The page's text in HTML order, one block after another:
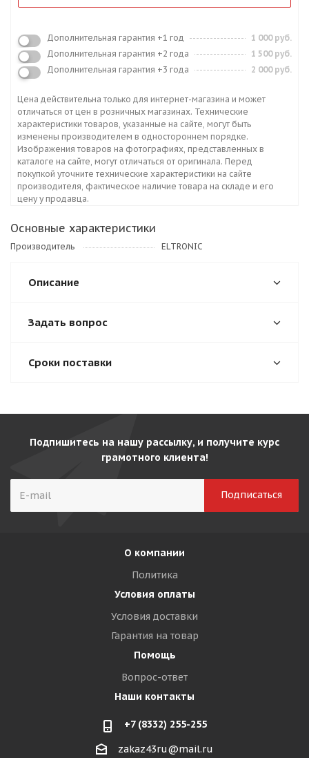
Дополнительная гарантия +1 год
1 000 руб.
Дополнительная гарантия +2 года
1 500 руб.
Дополнительная гарантия +3 года
2 000 руб.
Цена действительна только для интернет-магазина и может
отличаться от цен в розничных магазинах. Технические
характеристики товаров, указанные на сайте, могут быть
изменены производителем в одностороннем порядке.
Изображения товаров на фотографиях, представленных в
каталоге на сайте, могут отличаться от оригинала. Перед
покупкой уточните технические характеристики на сайте
производителя, фактическое наличие товара на складе и его
цену у продавца.
Основные характеристики
Производитель ELTRONIC
Описание
Задать вопрос
Сроки поставки
Подпишитесь на нашу рассылку, и получите курс
грамотного клиента!
О компании
Политика
Условия оплаты
Условия доставки
Гарантия на товар
Помощь
Вопрос-ответ
Наши контакты
+7 (8332) 255-255
zakaz43ru@mail.ru